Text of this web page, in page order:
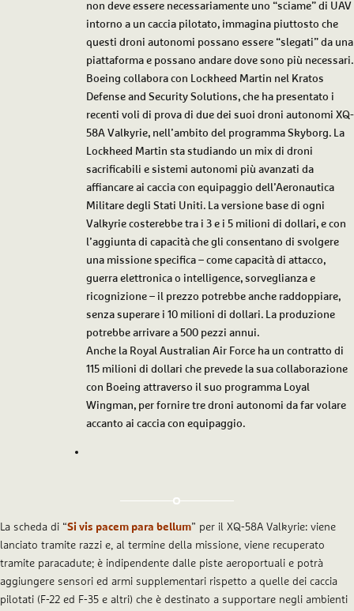
non deve essere necessariamente uno “sciame” di UAV
intorno a un caccia pilotato, immagina piuttosto che
questi droni autonomi possano essere “slegati” da una
piattaforma e possano andare dove sono più necessari.
Boeing collabora con Lockheed Martin nel Kratos
Defense and Security Solutions, che ha presentato i
recenti voli di prova di due dei suoi droni autonomi XQ-
58A Valkyrie, nell’ambito del programma Skyborg. La
Lockheed Martin sta studiando un mix di droni
sacrificabili e sistemi autonomi più avanzati da
affiancare ai caccia con equipaggio dell’Aeronautica
Militare degli Stati Uniti. La versione base di ogni
Valkyrie costerebbe tra i 3 e i 5 milioni di dollari, e con
l’aggiunta di capacità che gli consentano di svolgere
una missione specifica – come capacità di attacco,
guerra elettronica o intelligence, sorveglianza e
ricognizione – il prezzo potrebbe anche raddoppiare,
senza superare i 10 milioni di dollari. La produzione
potrebbe arrivare a 500 pezzi annui.
Anche la Royal Australian Air Force ha un contratto di
115 milioni di dollari che prevede la sua collaborazione
con Boeing attraverso il suo programma Loyal
Wingman, per fornire tre droni autonomi da far volare
accanto ai caccia con equipaggio.
La scheda di “Si vis pacem para bellum” per il XQ-58A Valkyrie: viene
lanciato tramite razzi e, al termine della missione, viene recuperato
tramite paracadute; è indipendente dalle piste aeroportuali e potrà
aggiungere sensori ed armi supplementari rispetto a quelle dei caccia
pilotati (F-22 ed F-35 e altri) che è destinato a supportare negli ambienti